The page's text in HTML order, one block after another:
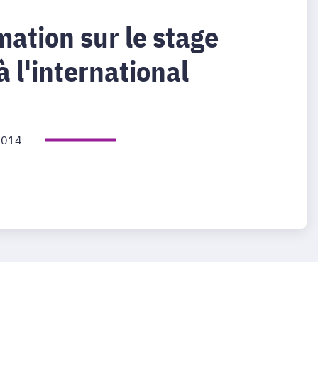
sur le stage
l'international